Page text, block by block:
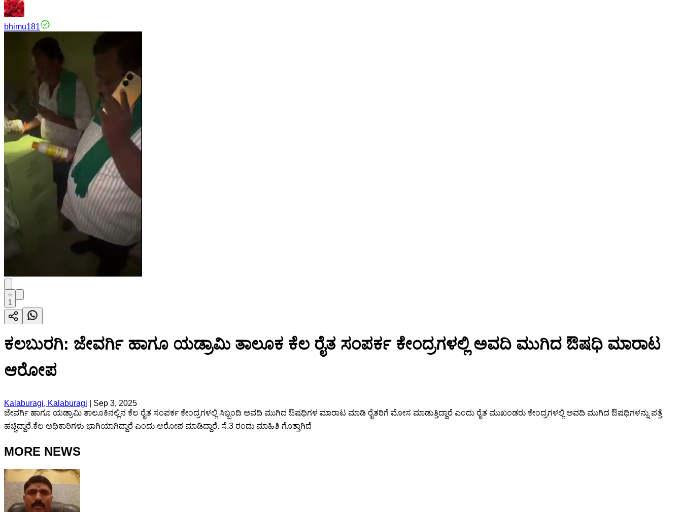
bhimu181
1
ಕಲಬುರಗಿ: ಜೇವರ್ಗಿ ಹಾಗೂ ಯಡ್ರಾಮಿ ತಾಲೂಕ ಕೆಲ ರೈತ ಸಂಪರ್ಕ ಕೇಂದ್ರಗಳಲ್ಲಿ ಅವದಿ ಮುಗಿದ ಔಷಧಿ ಮಾರಾಟ
ಆರೋಪ
Kalaburagi, Kalaburagi
Sep 3, 2025
ಜೇವರ್ಗಿ ಹಾಗೂ ಯಡ್ರಾಮಿ ತಾಲೂಕಿನಲ್ಲಿನ ಕೆಲ ರೈತ ಸಂಪರ್ಕ ಕೇಂದ್ರಗಳಲ್ಲಿ ಸಿಬ್ಬಂದಿ ಅವದಿ ಮುಗಿದ ಔಷಧಿಗಳ ಮಾರಾಟ ಮಾಡಿ ರೈತರಿಗೆ ಮೋಸ ಮಾಡುತ್ತಿದ್ದಾರೆ ಎಂದು ರೈತ ಮುಖಂಡರು ಕೇಂದ್ರಗಳಲ್ಲಿ ಅವದಿ ಮುಗಿದ ಔಷಧಿಗಳನ್ನು ಪತ್ತೆ
ಹಚ್ಚಿದ್ದಾರೆ.ಕೆಲ ಅಧಿಕಾರಿಗಳು ಭಾಗಿಯಾಗಿದ್ದಾರೆ ಎಂದು ಆರೋಪ ಮಾಡಿದ್ದಾರೆ. ಸೆ.3 ರಂದು ಮಾಹಿತಿ ಗೊತ್ತಾಗಿದೆ
MORE NEWS